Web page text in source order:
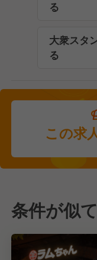
る
大衆スタ
る
この求
条件が似